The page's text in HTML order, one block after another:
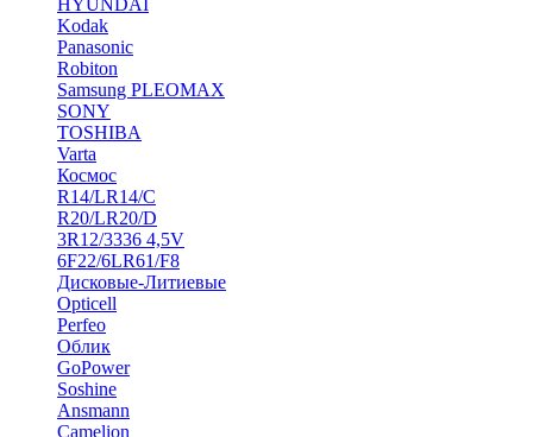
HYUNDAI
Kodak
Panasonic
Robiton
Samsung PLEOMAX
SONY
TOSHIBA
Varta
Космос
R14/LR14/C
R20/LR20/D
3R12/3336 4,5V
6F22/6LR61/F8
Дисковые-Литиевые
Opticell
Perfeo
Облик
GoPower
Soshine
Ansmann
Camelion